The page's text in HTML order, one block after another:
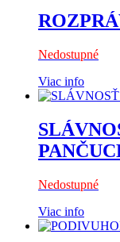
Nedostupné
Viac info
Nedostupné
Viac info